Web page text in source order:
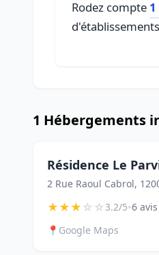
Rodez compte
1 Hébergements
Résidence Le
2 Rue Raoul Cabrol,
★★★☆☆3.2/5•6 avis
📍 Google Maps